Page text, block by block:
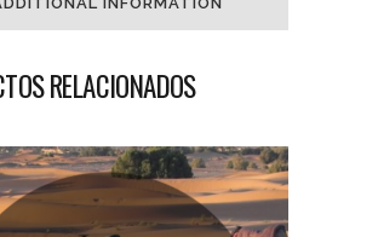
RELACIONADOS